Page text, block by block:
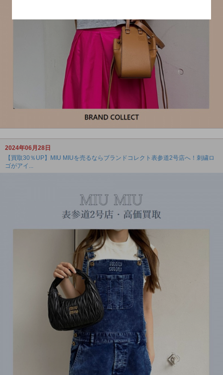
2024年06月28日
【買取30％UP】MIU MIUを売るならブランドコレクト表参道2号店へ！刺繍ロ
ゴがアイ...